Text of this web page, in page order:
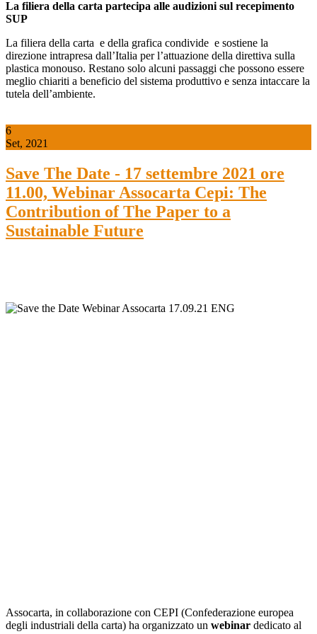
La filiera della carta partecipa alle audizioni sul recepimento
SUP
La filiera della carta e della grafica condivide e sostiene la
direzione intrapresa dall’Italia per l’attuazione della direttiva sulla
plastica monouso. Restano solo alcuni passaggi che possono essere
meglio chiariti a beneficio del sistema produttivo e senza intaccare la
tutela dell’ambiente.
6
Set, 2021
Save The Date - 17 settembre 2021 ore
11.00, Webinar Assocarta Cepi: The
Contribution of The Paper to a
Sustainable Future
Assocarta, in collaborazione con CEPI (Confederazione europea
degli industriali della carta) ha organizzato un webinar dedicato al